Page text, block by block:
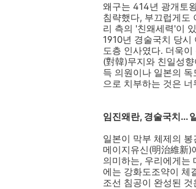
왜구는 414년 광개토
침략했다, 부끄럽게도
리 측의 '친왜세력'이
1910년 경술국치 당
도층 인사였다. 더욱
(對韓)무지와 친일성
득 의원이나 일본의
으로 치부하는 것은
임진왜란, 경술국치...
일본이 막부 체제의
메이지유신(明治維新)
의미하는, 우리에게는
에는 강화도조약이 체
조선 침공이 완성된